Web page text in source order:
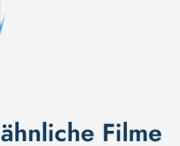
ähnliche Filme